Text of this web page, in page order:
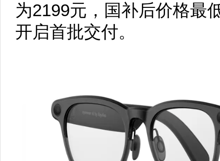
为2199元，国补后价格最
开启首批交付。